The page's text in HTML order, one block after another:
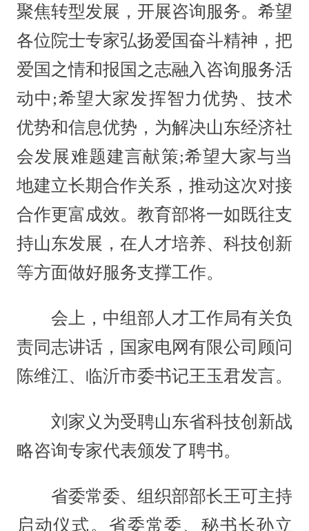
聚焦转型发展，开展咨询服务。希望
各位院士专家弘扬爱国奋斗精神，把
爱国之情和报国之志融入咨询服务活
动中;希望大家发挥智力优势、技术
优势和信息优势，为解决山东经济社
会发展难题建言献策;希望大家与当
地建立长期合作关系，推动这次对接
合作更富成效。教育部将一如既往支
持山东发展，在人才培养、科技创新
等方面做好服务支撑工作。
会上，中组部人才工作局有关负
责同志讲话，国家电网有限公司顾问
陈维江、临沂市委书记王玉君发言。
刘家义为受聘山东省科技创新战
略咨询专家代表颁发了聘书。
省委常委、组织部部长王可主持
启动仪式。省委常委、秘书长孙立